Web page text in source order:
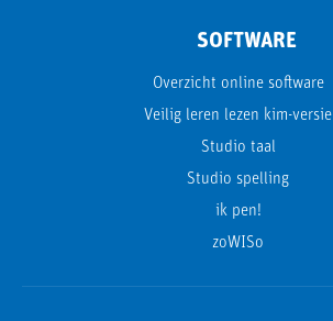
SOFTWARE
Overzicht online software
Veilig leren lezen kim-versie
Studio taal
Studio spelling
ik pen!
zoWISo